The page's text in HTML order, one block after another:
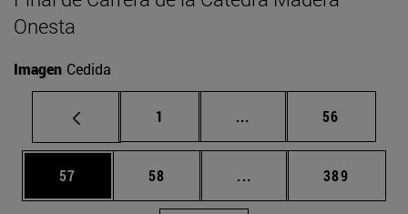
Onesta
Imagen Cedida
Página
1 ... Páginas intermedias
Página
56
Página
57 Página
58 ... Páginas intermedias
Página
389